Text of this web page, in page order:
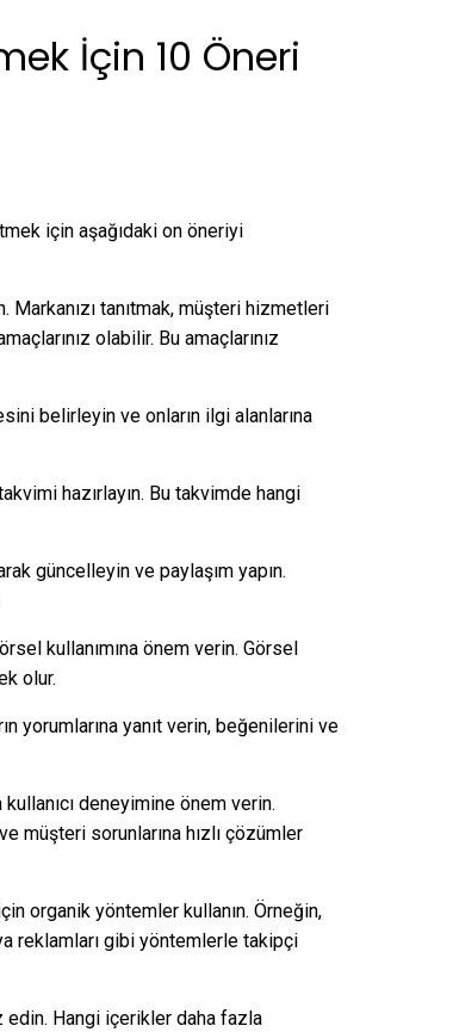
İçin 10 Öneri
için aşağıdaki on öneriyi
Markanızı tanıtmak, müşteri hizmetleri
olabilir. Bu amaçlarınız
belirleyin ve onların ilgi alanlarına
hazırlayın. Bu takvimde hangi
güncelleyin ve paylaşım yapın.
kullanımına önem verin. Görsel
olur.
yorumlarına yanıt verin, beğenilerini ve
deneyimine önem verin.
müşteri sorunlarına hızlı çözümler
organik yöntemler kullanın. Örneğin,
reklamları gibi yöntemlerle takipçi
edin. Hangi içerikler daha fazla